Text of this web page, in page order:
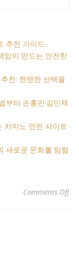
추천 가이드
임이 만드는 안전한
천: 현명한 선택을
부터 손흥민·김민재
카지노 안전 사이트
새로운 문화를 탐험
Comments Offon